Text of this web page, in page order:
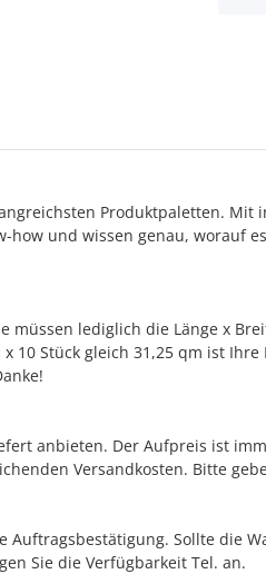
Produktpaletten.
und wissen genau,
lediglich die Länge x
10 Stück gleich 31,25 qm ist
anbieten. Der Aufpreis ist
Versandkosten. Bitte
Sollte die
Sie die Verfügbarkeit Tel. an.